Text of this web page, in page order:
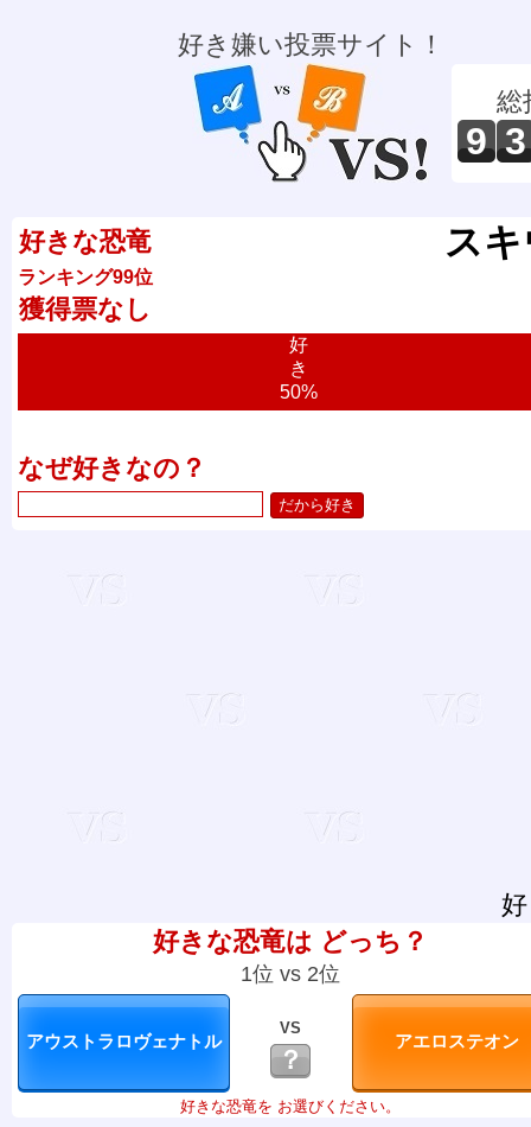
好き嫌い投票サイト！
総
9 3
好きな恐竜
ランキング99位
獲得票なし
ス
好
き
50%
なぜ好きなの？
好きな恐竜は どっち？
1位 vs 2位
VS
？
好きな恐竜を お選びください。